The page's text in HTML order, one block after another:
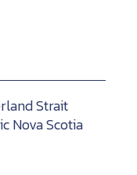
Strait
Nova Scotia